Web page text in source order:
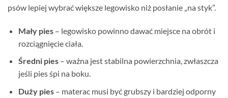
psów lepiej wybrać większe legowisko niż posłanie „na styk”.
Mały pies– legowisko powinno dawać miejsce na obrót i
rozciągnięcie ciała.
Średni pies– ważna jest stabilna powierzchnia, zwłaszcza
jeśli pies śpi na boku.
Duży pies– materac musi być grubszy i bardziej odporny